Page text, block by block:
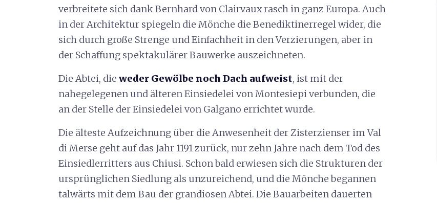
verbreitete sich dank Bernhard von Clairvaux rasch in ganz Europa. Auch
in der Architektur spiegeln die Mönche die Benediktinerregel wider, die
sich durch große Strenge und Einfachheit in den Verzierungen, aber in
der Schaffung spektakulärer Bauwerke auszeichneten.
Die Abtei, die weder Gewölbe noch Dach aufweist, ist mit der
nahegelegenen und älteren Einsiedelei von Montesiepi verbunden, die
an der Stelle der Einsiedelei von Galgano errichtet wurde.
Die älteste Aufzeichnung über die Anwesenheit der Zisterzienser im Val
di Merse geht auf das Jahr 1191 zurück, nur zehn Jahre nach dem Tod des
Einsiedlerritters aus Chiusi. Schon bald erwiesen sich die Strukturen der
ursprünglichen Siedlung als unzureichend, und die Mönche begannen
talwärts mit dem Bau der grandiosen Abtei. Die Bauarbeiten dauerten